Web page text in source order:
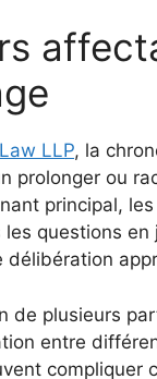
LLP, la
prolonger ou
principal,
questions
délibération
de plusieurs
entre
compliquer